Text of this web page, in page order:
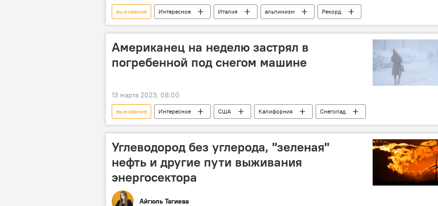
выживание Интересное Италия альпинизм Рекорд
Американец на неделю застрял в
погребенной под снегом машине
13 марта 2023, 08:00
выживание Интересное США Калифорния Снегопад
Углеводород без углерода, "зеленая"
нефть и другие пути выживания
энергосектора
Айгюль Тагиева